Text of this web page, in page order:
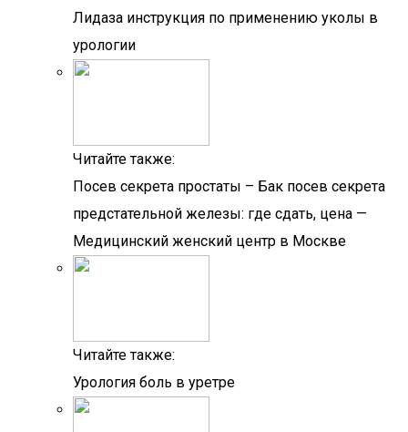
Лидаза инструкция по применению уколы в
урологии
Читайте также:
Посев секрета простаты – Бак посев секрета
предстательной железы: где сдать, цена —
Медицинский женский центр в Москве
Читайте также:
Урология боль в уретре